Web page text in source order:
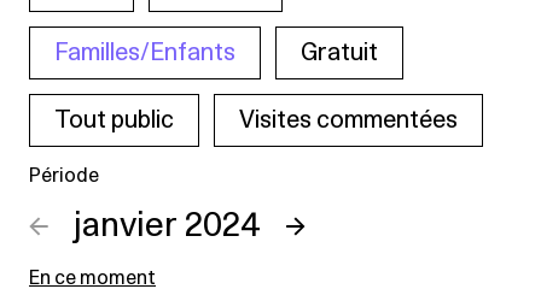
Familles/Enfants Gratuit
Tout public Visites commentées
Période
← janvier 2024 →
En ce moment